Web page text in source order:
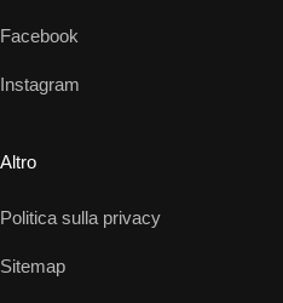
Facebook
Instagram
Altro
Politica sulla privacy
Sitemap